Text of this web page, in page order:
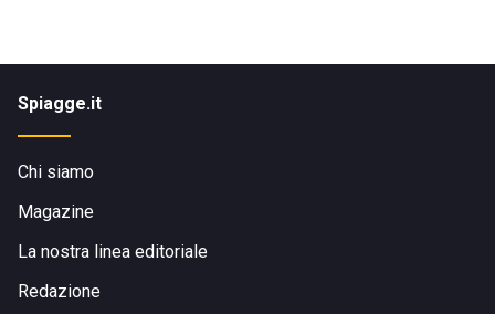
Spiagge.it
Chi siamo
Magazine
La nostra linea editoriale
Redazione